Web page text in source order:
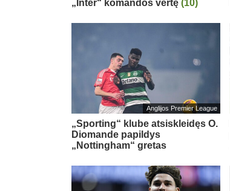
„Inter“ komandos vertę (10)
Anglijos Premier League
„Sporting“ klube atsiskleidęs O.
Diomande papildys
„Nottingham“ gretas